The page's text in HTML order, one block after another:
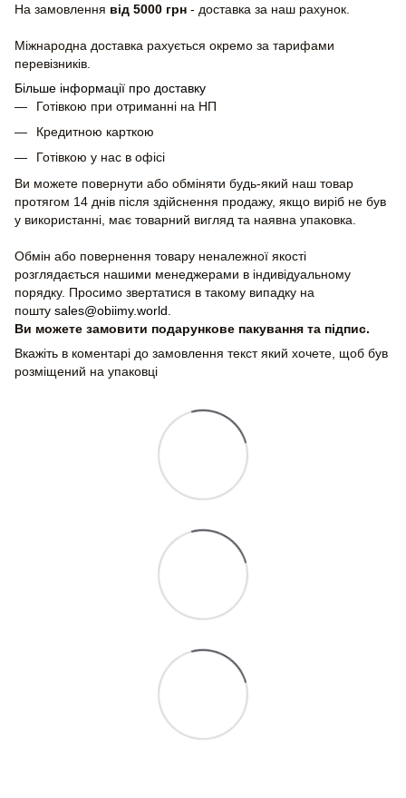
На замовлення від 5000 грн - доставка за наш рахунок.
Міжнародна доставка рахується окремо за тарифами
перевізників.
Більше інформації про доставку
Готівкою при отриманні на НП
Кредитною карткою
Готівкою у нас в офісі
Ви можете повернути або обміняти будь-який наш товар
протягом 14 днів після здійснення продажу, якщо виріб не був
у використанні, має товарний вигляд та наявна упаковка.
Обмін або повернення товару неналежної якості
розглядається нашими менеджерами в індивідуальному
порядку. Просимо звертатися в такому випадку на
пошту sales@obiimy.world
Ви можете замовити подарункове пакування та підпис.
Вкажіть в коментарі до замовлення текст який хочете, щоб був
розміщений на упаковці